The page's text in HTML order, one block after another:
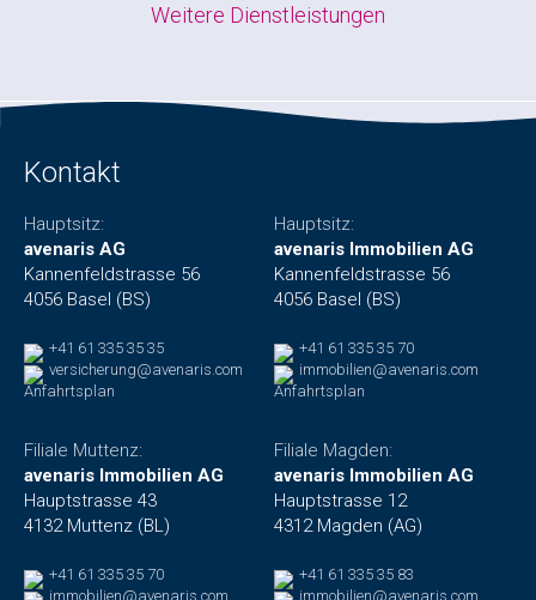
Weitere Dienstleistungen
Kontakt
Hauptsitz:
avenaris AG
Kannenfeldstrasse 56
4056 Basel (BS)
+41 61 335 35 35
versicherung@avenaris.com
Anfahrtsplan
Hauptsitz:
avenaris Immobilien AG
Kannenfeldstrasse 56
4056 Basel (BS)
+41 61 335 35 70
immobilien@avenaris.com
Anfahrtsplan
Filiale Muttenz:
avenaris Immobilien AG
Hauptstrasse 43
4132 Muttenz (BL)
+41 61 335 35 70
immobilien@avenaris.com
Filiale Magden:
avenaris Immobilien AG
Hauptstrasse 12
4312 Magden (AG)
+41 61 335 35 83
immobilien@avenaris.com